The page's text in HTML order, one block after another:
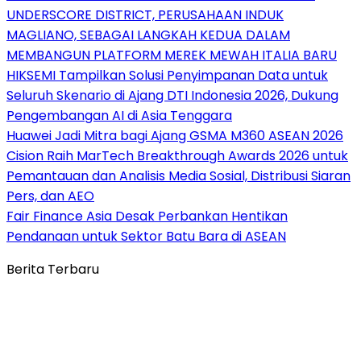
UNDERSCORE DISTRICT, PERUSAHAAN INDUK
MAGLIANO, SEBAGAI LANGKAH KEDUA DALAM
MEMBANGUN PLATFORM MEREK MEWAH ITALIA BARU
HIKSEMI Tampilkan Solusi Penyimpanan Data untuk
Seluruh Skenario di Ajang DTI Indonesia 2026, Dukung
Pengembangan AI di Asia Tenggara
Huawei Jadi Mitra bagi Ajang GSMA M360 ASEAN 2026
Cision Raih MarTech Breakthrough Awards 2026 untuk
Pemantauan dan Analisis Media Sosial, Distribusi Siaran
Pers, dan AEO
Fair Finance Asia Desak Perbankan Hentikan
Pendanaan untuk Sektor Batu Bara di ASEAN
Berita Terbaru